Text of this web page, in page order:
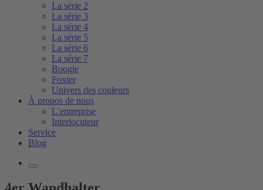
La série 2
La série 3
La série 4
La série 5
La série 6
La série 7
Boogie
Foxter
Univers des couleurs
À propos de nous
L’entreprise
Interlocuteur
Service
Blog